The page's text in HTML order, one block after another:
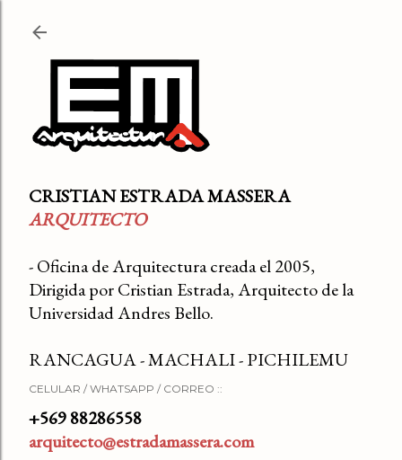
CRISTIAN ESTRADA MASSERA
ARQUITECTO
- Oficina de Arquitectura creada el 2005,
Dirigida por Cristian Estrada, Arquitecto de la
Universidad Andres Bello.
RANCAGUA - MACHALI - PICHILEMU
CELULAR / WHATSAPP / CORREO ::
+569 88286558
arquitecto@estradamassera.com